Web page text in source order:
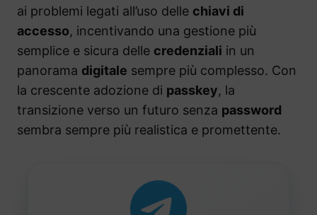
ai problemi legati all’uso delle chiavi di
accesso, incentivando una gestione più
semplice e sicura delle credenziali in un
panorama digitale sempre più complesso. Con
la crescente adozione di passkey, la
transizione verso un futuro senza password
sembra sempre più realistica e promettente.